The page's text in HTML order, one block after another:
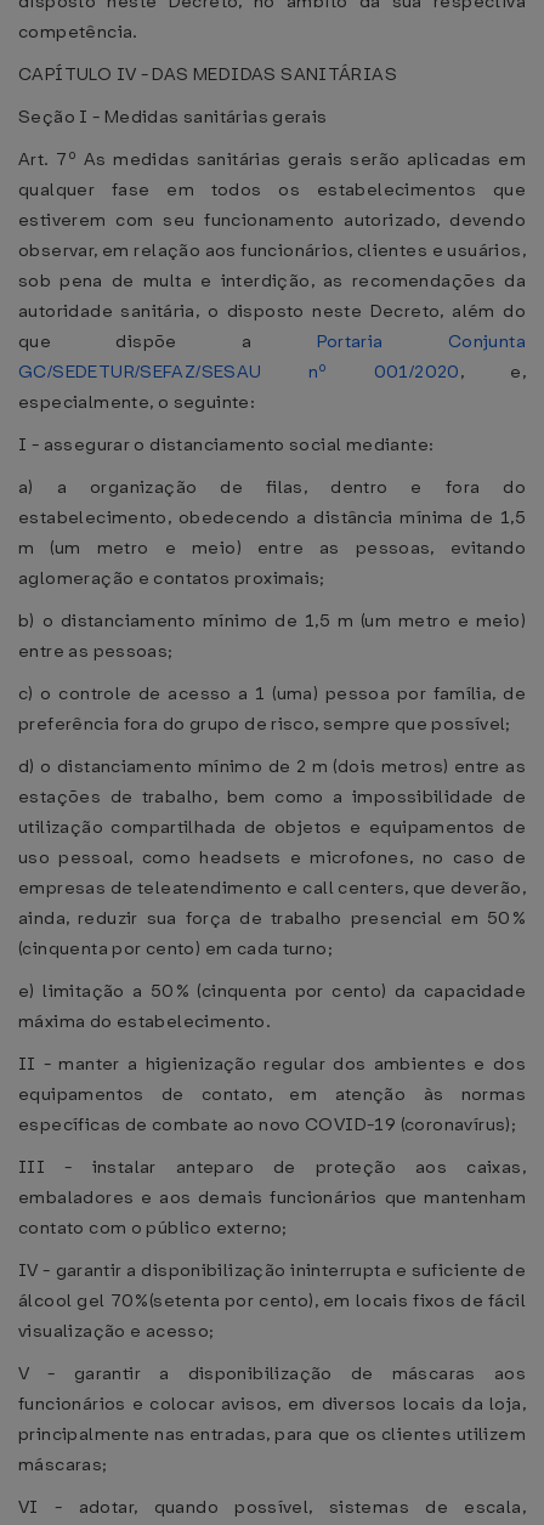
competência.
CAPÍTULO IV - DAS MEDIDAS SANITÁRIAS
Seção I - Medidas sanitárias gerais
Art. 7º As medidas sanitárias gerais serão aplicadas em
qualquer fase em todos os estabelecimentos que
estiverem com seu funcionamento autorizado, devendo
observar, em relação aos funcionários, clientes e usuários,
sob pena de multa e interdição, as recomendações da
autoridade sanitária, o disposto neste Decreto, além do
que dispõe a Portaria Conjunta
GC/SEDETUR/SEFAZ/SESAU nº 001/2020, e,
especialmente, o seguinte:
I - assegurar o distanciamento social mediante:
a) a organização de filas, dentro e fora do
estabelecimento, obedecendo a distância mínima de 1,5
m (um metro e meio) entre as pessoas, evitando
aglomeração e contatos proximais;
b) o distanciamento mínimo de 1,5 m (um metro e meio)
entre as pessoas;
c) o controle de acesso a 1 (uma) pessoa por família, de
preferência fora do grupo de risco, sempre que possível;
d) o distanciamento mínimo de 2 m (dois metros) entre as
estações de trabalho, bem como a impossibilidade de
utilização compartilhada de objetos e equipamentos de
uso pessoal, como headsets e microfones, no caso de
empresas de teleatendimento e call centers, que deverão,
ainda, reduzir sua força de trabalho presencial em 50%
(cinquenta por cento) em cada turno;
e) limitação a 50% (cinquenta por cento) da capacidade
máxima do estabelecimento.
II - manter a higienização regular dos ambientes e dos
equipamentos de contato, em atenção às normas
específicas de combate ao novo COVID-19 (coronavírus);
III - instalar anteparo de proteção aos caixas,
embaladores e aos demais funcionários que mantenham
contato com o público externo;
IV - garantir a disponibilização ininterrupta e suficiente de
álcool gel 70%(setenta por cento), em locais fixos de fácil
visualização e acesso;
V - garantir a disponibilização de máscaras aos
funcionários e colocar avisos, em diversos locais da loja,
principalmente nas entradas, para que os clientes utilizem
máscaras;
VI - adotar, quando possível, sistemas de escala,